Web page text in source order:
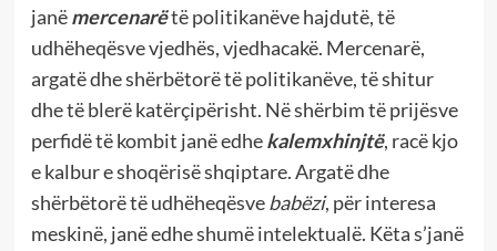
janëmercenarëtë politikanëve hajdutë, të
udhëheqësve vjedhës, vjedhacakë. Mercenarë,
argatë dhe shërbëtorë të politikanëve, të shitur
dhe të blerë katërçipërisht. Në shërbim të prijësve
perfidë të kombit janë edhekalemxhinjtë, racë kjo
e kalbur e shoqërisë shqiptare. Argatë dhe
shërbëtorë të udhëheqësvebabëzi, për interesa
meskinë, janë edhe shumë intelektualë. Këta s’janë